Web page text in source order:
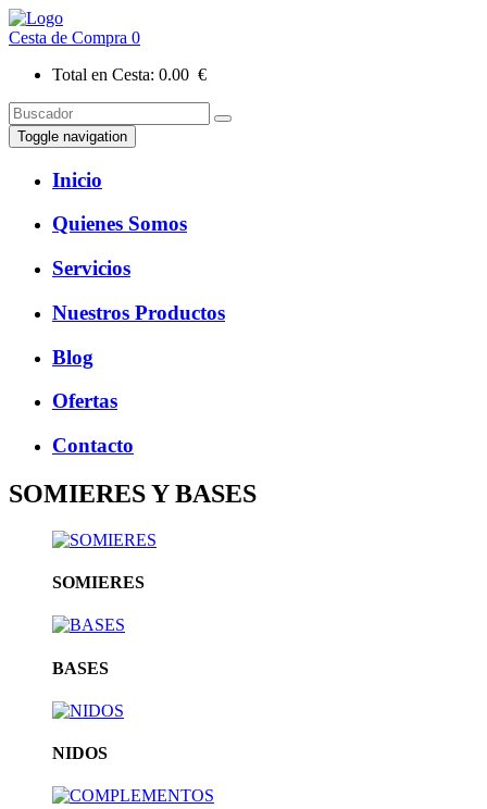
Cesta de Compra 0
Total en Cesta: 0.00 €
Toggle navigation
Inicio
Quienes Somos
Servicios
Nuestros Productos
Blog
Ofertas
Contacto
SOMIERES Y BASES
SOMIERES
BASES
NIDOS